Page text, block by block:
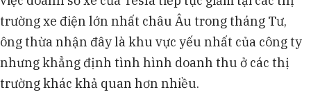
trường xe điện lớn nhất châu Âu trong tháng Tư,
ông thừa nhận đây là khu vực yếu nhất của công ty
nhưng khẳng định tình hình doanh thu ở các thị
trường khác khả quan hơn nhiều.